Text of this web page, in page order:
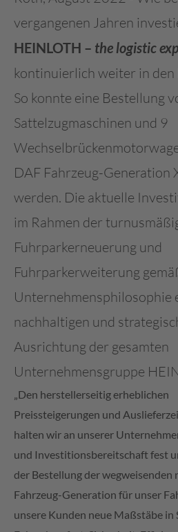
vergangenen Jahren
HEINLOTH – the logistic
kontinuierlich weiter in den
So konnte eine Bestellung
Sattelzugmaschinen und 9
DAF Fahrzeug-Generation
werden. Die aktuelle
im Rahmen der
Fuhrparkerneuerung und
Fuhrparkerweiterung
Unternehmensphilosophie
nachhaltigen und
Ausrichtung der gesamten
Unternehmensgruppe
„Den herstellerseitig erheblichen
Preissteigerungen und
halten wir an unserer
und Investitionsbereitschaft fest
der Bestellung der wegweisenden
Fahrzeug-Generation für unser
unsere Kunden neue Maßstäbe in